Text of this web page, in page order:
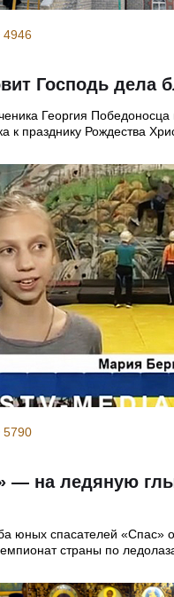
4946
Господь дела
Георгия Победоносца
к празднику Рождества
5790
— на ледяную
юных спасателей «Спас»
страны по